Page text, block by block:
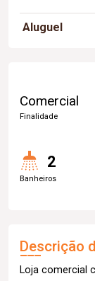
Aluguel
Comercial
Finalidade
2
Banheiros
Descrição
Loja comercial